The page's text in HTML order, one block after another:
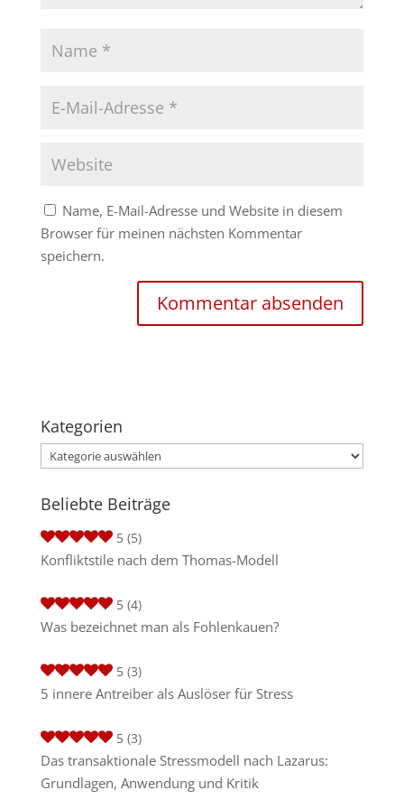
Name, E-Mail-Adresse und Website in diesem
Browser für meinen nächsten Kommentar
speichern.
Kategorien
Kategorien
Beliebte Beiträge
5 (5)
Konfliktstile nach dem Thomas-Modell
5 (4)
Was bezeichnet man als Fohlenkauen?
5 (3)
5 innere Antreiber als Auslöser für Stress
5 (3)
Das transaktionale Stressmodell nach Lazarus:
Grundlagen, Anwendung und Kritik